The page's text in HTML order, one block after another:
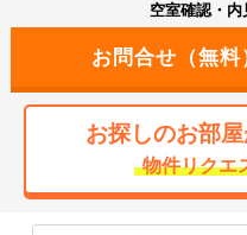
空室確認・
お探しのお部
物件リクエ